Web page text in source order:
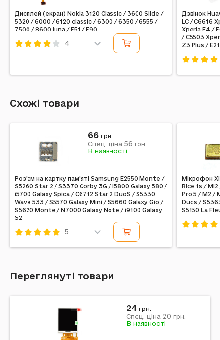
Дисплей (екран) Nokia 3120 Classic / 3600 Slide /
5320 / 6000 / 6120 classic / 6300 / 6350 / 6555 /
7500 / 8600 luna / E51 / E90
4
Дзвінок
LC / C6616
Xperia E4 /
/ C5503
Z3 Plus /
Схожі товари
Роз'єм на картку пам'яті Samsung E2550 Monte /
S5260 Star 2 / S3370 Corby 3G / I5800 Galaxy 580 /
i5700 Galaxy Spica / C6712 Star 2 DuoS / S5330
Wave 533 / S5570 Galaxy Mini / S5660 Galaxy Gio /
S5620 Monte / N7000 Galaxy Note / i9100 Galaxy
S2
5
66 грн.
Спец. ціна 56 грн.
В наявності
Мікрофон
Rice 1s /
Pro 5 / M2 /
Duos /
S5150 La
Переглянуті товари
24 грн.
Спец. ціна 20 грн.
В наявності